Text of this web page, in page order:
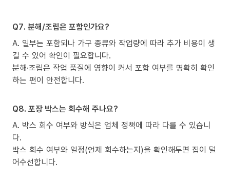
Q7. 분해/조립은 포함인가요?
A. 일부는 포함되나 가구 종류와 작업량에 따라 추가 비용이 생
길 수 있어 확인이 필요합니다.
분해·조립은 작업 품질에 영향이 커서 포함 여부를 명확히 확인
하는 편이 안전합니다.
Q8. 포장 박스는 회수해 주나요?
A. 박스 회수 여부와 방식은 업체 정책에 따라 다를 수 있습니
다.
박스 회수 여부와 일정(언제 회수하는지)을 확인해두면 집이 덜
어수선합니다.